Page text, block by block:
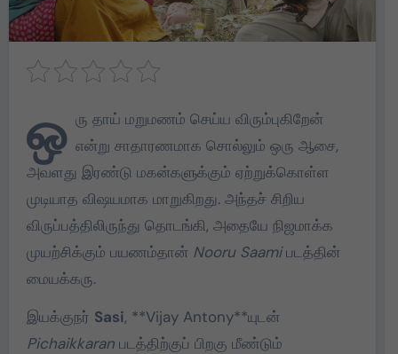
ஒ ரு தாய் மறுமணம் செய்ய விரும்புகிறேன்
என்று சாதாரணமாக சொல்லும் ஒரு ஆசை,
அவளது இரண்டு மகன்களுக்கும் ஏற்றுக்கொள்ள
முடியாத விஷயமாக மாறுகிறது. அந்தச் சிறிய
விருப்பத்திலிருந்து தொடங்கி, அதையே நிஜமாக்க
முயற்சிக்கும் பயணம்தான் Nooru Saamiபடத்தின்
மையக்கரு.
இயக்குநர் Sasi, **Vijay Antony**யுடன்
Pichaikkaranபடத்திற்குப் பிறகு மீண்டும்